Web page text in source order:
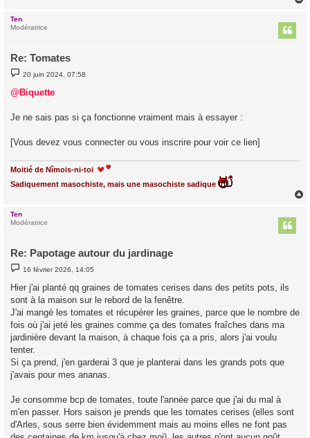
Ten
Modératrice
Re: Tomates
M
e
s
s
e
20 juin 2024, 07:58
@Biquette
Je ne sais pas si ça fonctionne vraiment mais à essayer :
[Vous devez vous connecter ou vous inscrire pour voir ce lien]
Moitié de Nîmois-ni-toi
Sadiquement masochiste, mais une masochiste sadique
Ten
Modératrice
Re: Papotage autour du jardinage
M
e
s
a
g
e
16 février 2026, 14:05
Hier j'ai planté qq graines de tomates cerises dans des petits pots, ils
sont à la maison sur le rebord de la fenêtre.
J'ai mangé les tomates et récupérer les graines, parce que le nombre de
fois où j'ai jeté les graines comme ça des tomates fraîches dans ma
jardinière devant la maison, à chaque fois ça a pris, alors j'ai voulu
tenter.
Si ça prend, j'en garderai 3 que je planterai dans les grands pots que
j'avais pour mes ananas.
Je consomme bcp de tomates, toute l'année parce que j'ai du mal à
m'en passer. Hors saison je prends que les tomates cerises (elles sont
d'Arles, sous serre bien évidemment mais au moins elles ne font pas